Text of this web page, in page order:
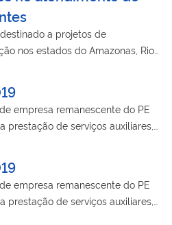
a projetos de
nos estados do Amazonas, Rio
empresa remanescente do PE
prestação de serviços auxiliares,
para Relacionamento em
de Redes Sociais para
da Justiça e Segurança
empresa remanescente do PE
prestação de serviços auxiliares,